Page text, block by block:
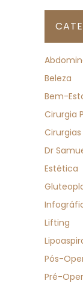
Beleza
Bem-
Cirurgia
Dr
Estética
Lifting
Pós-
Pré-